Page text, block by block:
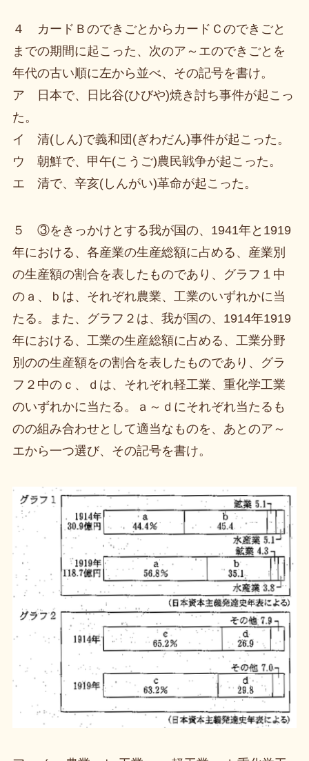
４ カードＢのできごとからカードＣのできごと
までの期間に起こった、次のア～エのできごとを
年代の古い順に左から並べ、その記号を書け。
ア 日本で、日比谷(ひびや)焼き討ち事件が起こっ
た。
イ 清(しん)で義和団(ぎわだん)事件が起こった。
ウ 朝鮮で、甲午(こうご)農民戦争が起こった。
エ 清で、辛亥(しんがい)革命が起こった。
５ ③をきっかけとする我が国の、1941年と1919
年における、各産業の生産総額に占める、産業別
の生産額の割合を表したものであり、グラフ１中
のａ、ｂは、それぞれ農業、工業のいずれかに当
たる。また、グラフ２は、我が国の、1914年1919
年における、工業の生産総額に占める、工業分野
別のの生産額をの割合を表したものであり、グラ
フ２中のｃ、ｄは、それぞれ軽工業、重化学工業
のいずれかに当たる。ａ～ｄにそれぞれ当たるも
のの組み合わせとして適当なものを、あとのア～
エから一つ選び、その記号を書け。